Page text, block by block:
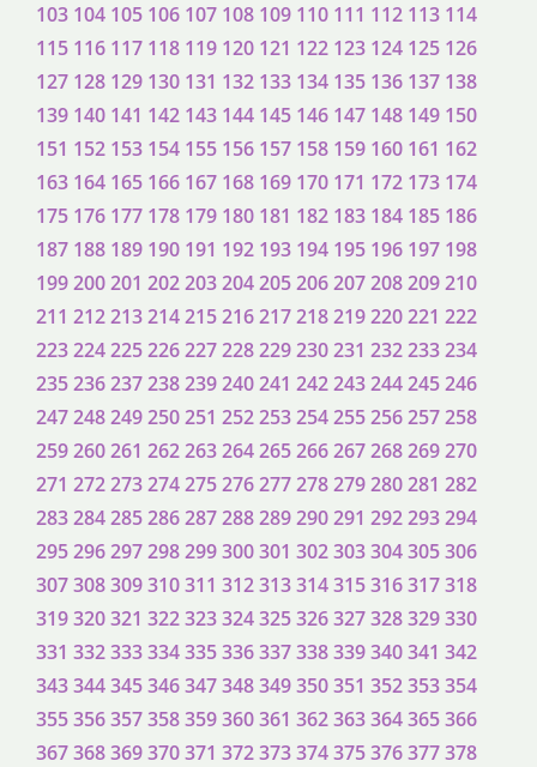
103 104 105 106 107 108 109 110 111 112 113 114
115 116 117 118 119 120 121 122 123 124 125 126
127 128 129 130 131 132 133 134 135 136 137 138
139 140 141 142 143 144 145 146 147 148 149 150
151 152 153 154 155 156 157 158 159 160 161 162
163 164 165 166 167 168 169 170 171 172 173 174
175 176 177 178 179 180 181 182 183 184 185 186
187 188 189 190 191 192 193 194 195 196 197 198
199200201 202203204205206207208209210
211 212213214215216217218219220221 222
223224225226227228229230231 232233234
235236237238239240241 242243244245246
247248249250251 252253254255256257258
259260261 262263264265266267268269270
271 272273274275276277278279280281 282
283284285286287288289290291 292293294
295296297298299300301 302303304305306
307308309310311 312313314315316317318
319320321 322323324325326327328329330
331 332333334335336337338339340341 342
343344345346347348349350351 352353354
355356357358359360361 362363364365366
367368369370371 372373374375376377378